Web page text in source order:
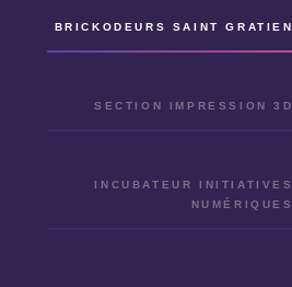
BRICKODEURS SAINT GRATIEN
SECTION IMPRESSION 3D
INCUBATEUR INITIATIVES
NUMÉRIQUES